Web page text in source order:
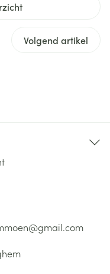
Volgend artikel
gmail.com